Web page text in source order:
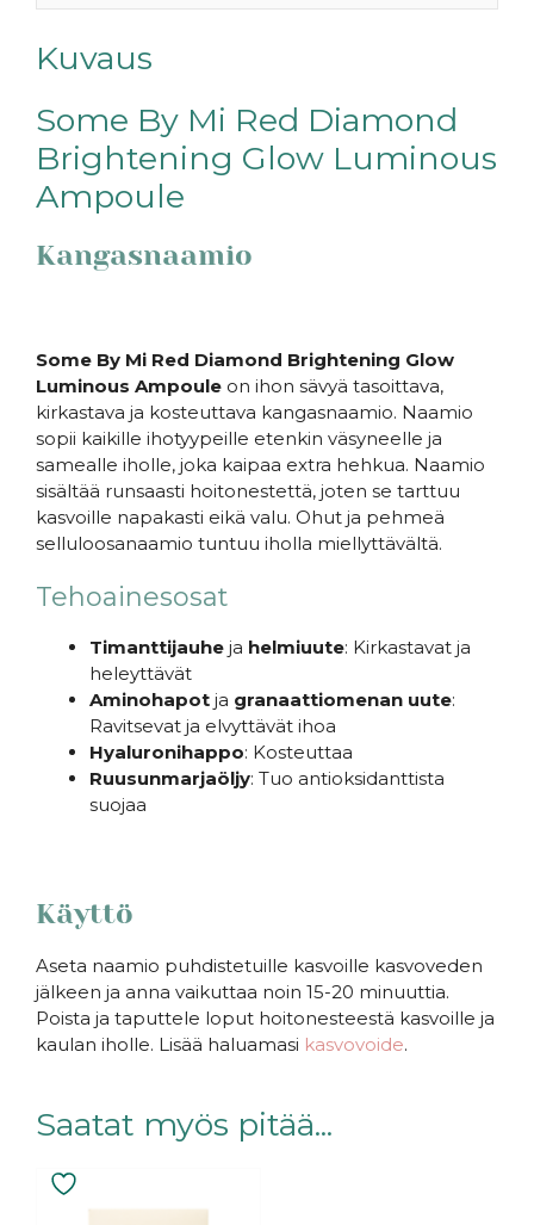
Kuvaus
Some By Mi Red Diamond
Brightening Glow Luminous
Ampoule
Kangasnaamio
Some By Mi Red Diamond Brightening Glow
Luminous Ampoule on ihon sävyä tasoittava,
kirkastava ja kosteuttava kangasnaamio. Naamio
sopii kaikille ihotyypeille etenkin väsyneelle ja
samealle iholle, joka kaipaa extra hehkua. Naamio
sisältää runsaasti hoitonestettä, joten se tarttuu
kasvoille napakasti eikä valu. Ohut ja pehmeä
selluloosanaamio tuntuu iholla miellyttävältä.
Tehoainesosat
Timanttijauhe ja helmiuute: Kirkastavat ja
heleyttävät
Aminohapot ja granaattiomenan uute:
Ravitsevat ja elvyttävät ihoa
Hyaluronihappo: Kosteuttaa
Ruusunmarjaöljy: Tuo antioksidanttista
suojaa
Käyttö
Aseta naamio puhdistetuille kasvoille kasvoveden
jälkeen ja anna vaikuttaa noin 15-20 minuuttia.
Poista ja taputtele loput hoitonesteestä kasvoille ja
kaulan iholle. Lisää haluamasi kasvovoide.
Saatat myös pitää...